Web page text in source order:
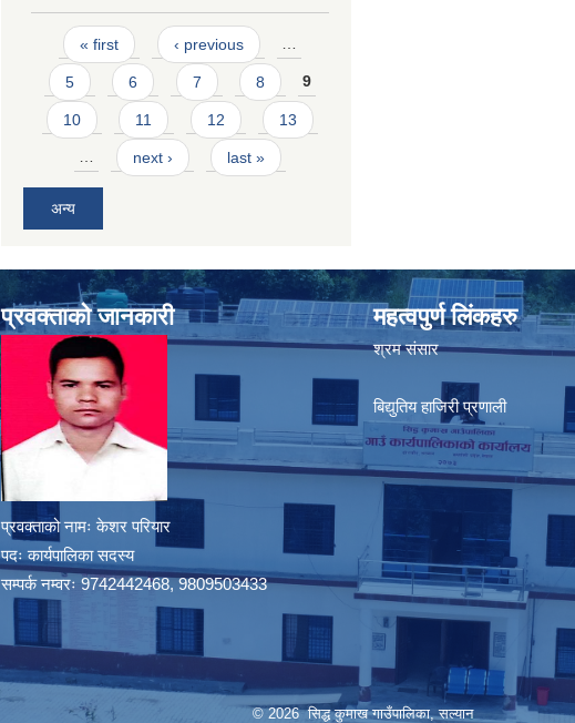
Pages
« first ‹ previous …
5 6 7 8 9
10 11 12 13
… next › last »
अन्य
प्रवक्ताको जानकारी
प्रवक्ताको नामः केशर परियार
पदः कार्यपालिका सदस्य
सम्पर्क नम्वरः 9742442468, 9809503433
महत्वपुर्ण लिंकहरु
श्रम संसार
बिद्युतिय हाजिरी प्रणाली
© 2026 सिद्ध कुमाख गाउँपालिका, सल्यान